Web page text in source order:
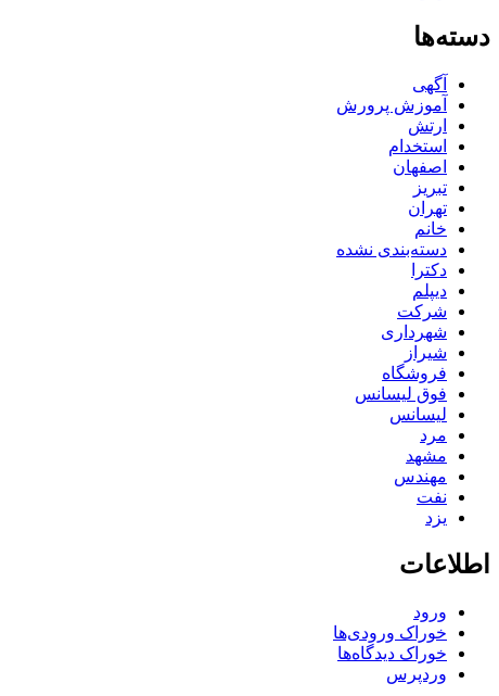
دسته‌ها
آگهی
آموزش پرورش
ارتش
استخدام
اصفهان
تبریز
تهران
خانم
دسته‌بندی نشده
دکترا
دیپلم
شرکت
شهرداری
شیراز
فروشگاه
فوق لیسانس
لیسانس
مرد
مشهد
مهندس
نفت
یزد
اطلاعات
ورود
خوراک ورودی‌ها
خوراک دیدگاه‌ها
وردپرس